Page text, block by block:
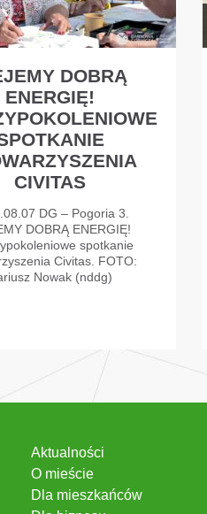
DOBRĄ
ENERGIĘ!
CIVITAS
DG – Pogoria 3.
DOBRĄ ENERGIĘ!
spotkanie
Civitas. FOTO:
Nowak (nddg)
Aktualności
O mieście
Dla mieszkańców